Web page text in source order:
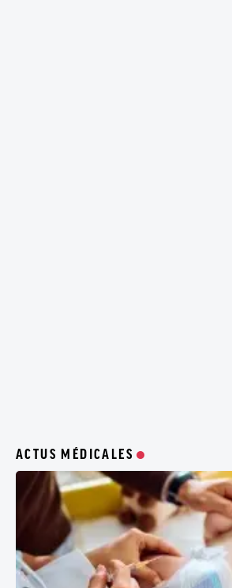
ACTUS MÉDICALES